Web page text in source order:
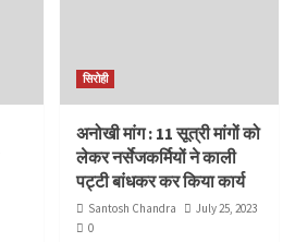
सिरोही
अनोखी मांग : 11 सूत्री मांगों को
लेकर नर्सेजकर्मियों ने काली
पट्टी बांधकर कर किया कार्य
Santosh Chandra
July 25, 2023
0